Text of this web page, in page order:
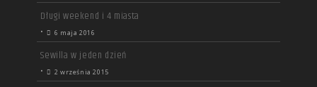
Długi weekend i 4 miasta
• 6 maja 2016
Sewilla w jeden dzień
• 2 września 2015